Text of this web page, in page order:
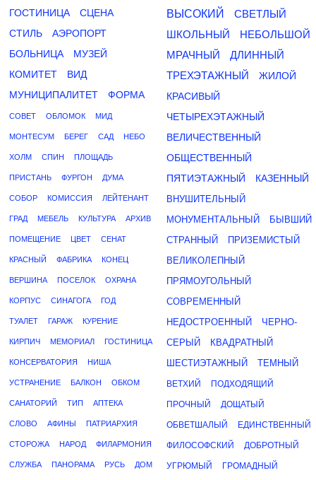
ГОСТИНИЦА
СЦЕНА
СТИЛЬ
АЭРОПОРТ
БОЛЬНИЦА
МУЗЕЙ
КОМИТЕТ
ВИД
МУНИЦИПАЛИТЕТ
ФОРМА
СОВЕТ ОБЛОМОК МИД
МОНТЕСУМ БЕРЕГ САД НЕБО
ХОЛМ СПИН ПЛОЩАДЬ
ПРИСТАНЬ ФУРГОН ДУМА
СОБОР КОМИССИЯ ЛЕЙТЕНАНТ
ГРАД МЕБЕЛЬ КУЛЬТУРА АРХИВ
ПОМЕЩЕНИЕ ЦВЕТ СЕНАТ
КРАСНЫЙ ФАБРИКА КОНЕЦ
ВЕРШИНА ПОСЕЛОК ОХРАНА
КОРПУС СИНАГОГА ГОД
ТУАЛЕТ ГАРАЖ КУРЕНИЕ
КИРПИЧ МЕМОРИАЛ ГОСТИНИЦА
КОНСЕРВАТОРИЯ НИША
УСТРАНЕНИЕ БАЛКОН ОБКОМ
САНАТОРИЙ ТИП АПТЕКА
СЛОВО АФИНЫ ПАТРИАРХИЯ
СТОРОЖА НАРОД ФИЛАРМОНИЯ
СЛУЖБА ПАНОРАМА РУСЬ ДОМ
ВЫСОКИЙ
СВЕТЛЫЙ
ШКОЛЬНЫЙ
НЕБОЛЬШОЙ
МРАЧНЫЙ
ДЛИННЫЙ
ТРЕХЭТАЖНЫЙ
ЖИЛОЙ
КРАСИВЫЙ
ЧЕТЫРЕХЭТАЖНЫЙ
ВЕЛИЧЕСТВЕННЫЙ
ОБЩЕСТВЕННЫЙ
ПЯТИЭТАЖНЫЙ
КАЗЕННЫЙ
ВНУШИТЕЛЬНЫЙ
МОНУМЕНТАЛЬНЫЙ
БЫВШИЙ
СТРАННЫЙ
ПРИЗЕМИСТЫЙ
ВЕЛИКОЛЕПНЫЙ
ПРЯМОУГОЛЬНЫЙ
СОВРЕМЕННЫЙ
НЕДОСТРОЕННЫЙ
ЧЕРНО-
СЕРЫЙ
КВАДРАТНЫЙ
ШЕСТИЭТАЖНЫЙ
ТЕМНЫЙ
ВЕТХИЙ ПОДХОДЯЩИЙ
ПРОЧНЫЙ ДОЩАТЫЙ
ОБВЕТШАЛЫЙ ЕДИНСТВЕННЫЙ
ФИЛОСОФСКИЙ ДОБРОТНЫЙ
УГРЮМЫЙ ГРОМАДНЫЙ